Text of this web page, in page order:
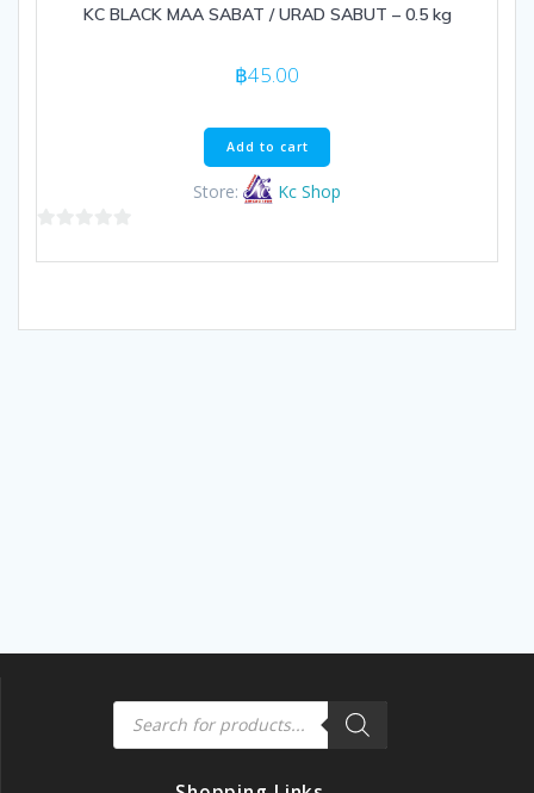
KC BLACK MAA SABAT / URAD SABUT – 0.5 kg
฿45.00
Add to cart
Store: Kc Shop
Products
search